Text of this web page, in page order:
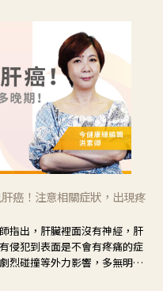
癌！注意相關症狀，出現疼
指出，肝臟裡面沒有神經，肝
侵犯到表面是不會有疼痛的症
烈碰撞等外力影響，多無明顯